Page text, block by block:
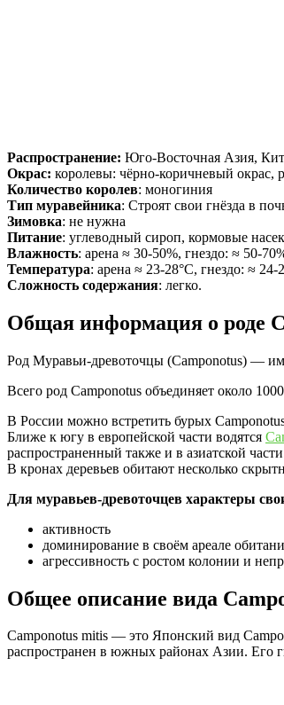
Распространение: Юго-Восточная Азия,
Окрас: королевы: чёрно-коричневый
Количество королев: моногиния
Тип муравейника: Строят свои гнёзда в
Зимовка: не нужна
Питание: углеводный сироп, кормовые
Влажность: арена ≈ 30-50%, гнездо: ≈ 50-
Температура: арена ≈ 23-28°С, гнездо: ≈ 24-
Сложность содержания: легко.
Общая информация о роде
Род Муравьи-древоточцы (Camponotus) —
Всего род Camponotus объединяет около
В России можно встретить бурых
Ближе к югу в европейской части водятся
распространенный также и в азиатской
В кронах деревьев обитают несколько
Для муравьев-древоточцев характеры
активность
доминирование в своём ареале
агрессивность с ростом колонии и
Общее описание вида
Camponotus mitis — это Японский вид
распространен в южных районах Азии. Его